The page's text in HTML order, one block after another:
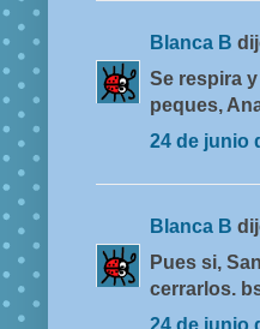
Blanca B
Se respira
peques,
24 de junio
Blanca B
Pues si,
cerrarlos.